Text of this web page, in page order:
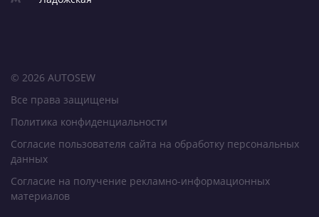
© 2026 AUTOSEW
Все права защищены
Политика конфиденциальности
Согласие пользователя сайта на обработку персональных
данных
Согласие на получение рекламно-информационных
материалов